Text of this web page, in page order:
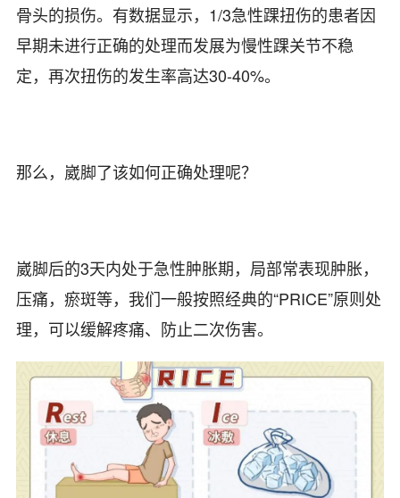
骨头的损伤。有数据显示，1/3急性踝扭伤的患者因
早期未进行正确的处理而发展为慢性踝关节不稳
定，再次扭伤的发生率高达30-40%。
那么，崴脚了该如何正确处理呢？
崴脚后的3天内处于急性肿胀期，局部常表现肿胀，
压痛，瘀斑等，我们一般按照经典的“PRICE”原则处
理，可以缓解疼痛、防止二次伤害。